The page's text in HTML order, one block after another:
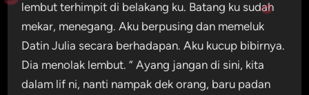
lembut terhimpit di belakang ku. Batang ku sudah
mekar, menegang. Aku berpusing dan memeluk
Datin Julia secara berhadapan. Aku kucup bibirnya.
Dia menolak lembut. ” Ayang jangan di sini, kita
dalam lif ni, nanti nampak dek orang, baru padan